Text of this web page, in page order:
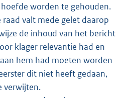
worden te gehouden.
valt mede gelet daarop
de inhoud van het bericht
klager relevantie had en
hem had moeten worden
dit niet heeft gedaan,
verwijten.